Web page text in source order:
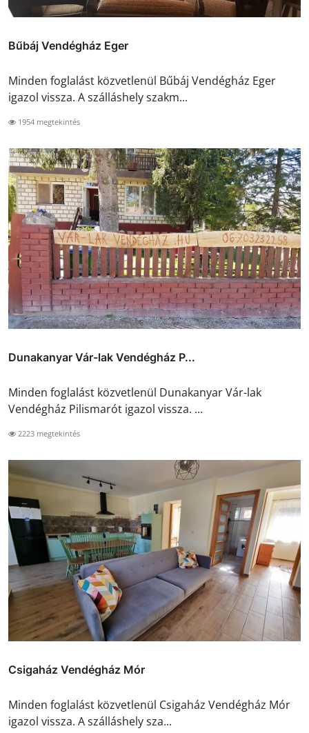
Bűbáj Vendégház Eger
Minden foglalást közvetlenül Bűbáj Vendégház Eger
igazol vissza. A szálláshely szakm...
1954 megtekintés
Dunakanyar Vár-lak Vendégház P...
Minden foglalást közvetlenül Dunakanyar Vár-lak
Vendégház Pilismarót igazol vissza. ...
2223 megtekintés
Csigaház Vendégház Mór
Minden foglalást közvetlenül Csigaház Vendégház Mór
igazol vissza. A szálláshely sza...